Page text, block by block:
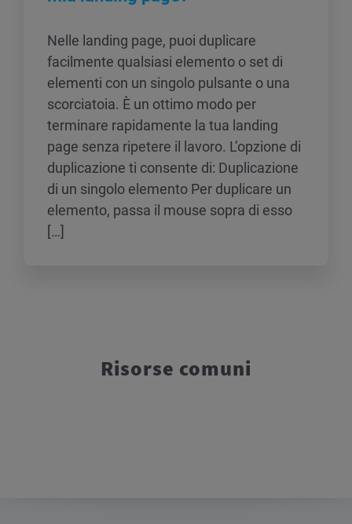
Nelle landing page, puoi duplicare
facilmente qualsiasi elemento o set di
elementi con un singolo pulsante o una
scorciatoia. È un ottimo modo per
terminare rapidamente la tua landing
page senza ripetere il lavoro. L’opzione di
duplicazione ti consente di: Duplicazione
di un singolo elemento Per duplicare un
elemento, passa il mouse sopra di esso
[…]
Risorse comuni